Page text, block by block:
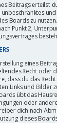
Beitrags erteilst
Boards zu nutzen.
Punkt 2,
eines
Recht oder
dass du das
Links und Bilder
übt das
oder
dich nach
dieses